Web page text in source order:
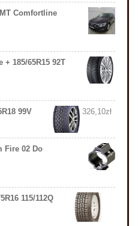
Comfortline
185/65R15 92T
99V 326,10zł
Fire 02 Do
115/112Q